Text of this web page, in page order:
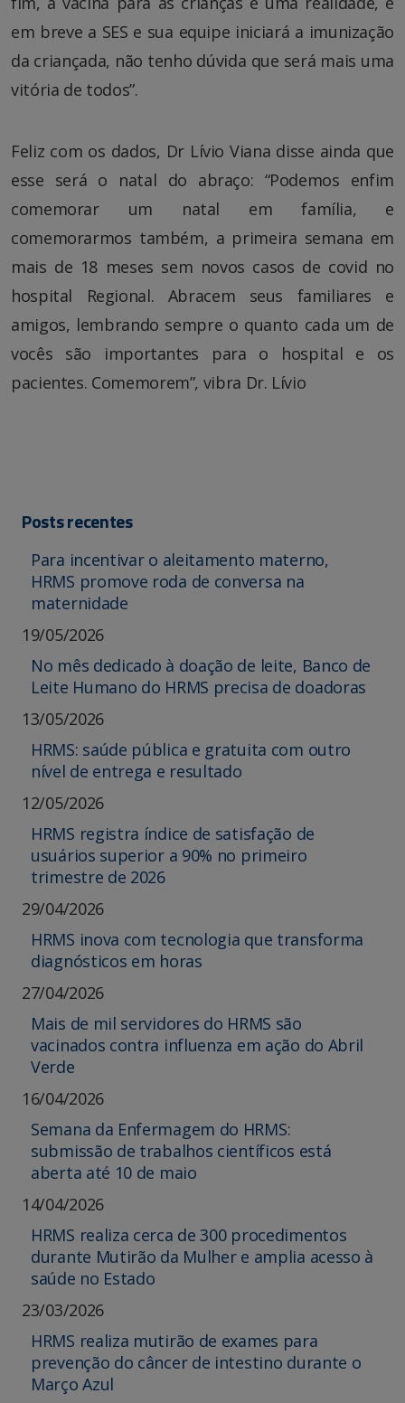
em breve a SES e sua equipe iniciará a imunização
da criançada, não tenho dúvida que será mais uma
vitória de todos”.
Feliz com os dados, Dr Lívio Viana disse ainda que
esse será o natal do abraço: “Podemos enfim
comemorar um natal em família, e
comemorarmos também, a primeira semana em
mais de 18 meses sem novos casos de covid no
hospital Regional. Abracem seus familiares e
amigos, lembrando sempre o quanto cada um de
vocês são importantes para o hospital e os
pacientes. Comemorem”, vibra Dr. Lívio
Posts recentes
Para incentivar o aleitamento materno,
HRMS promove roda de conversa na
maternidade
19/05/2026
No mês dedicado à doação de leite, Banco de
Leite Humano do HRMS precisa de doadoras
13/05/2026
HRMS: saúde pública e gratuita com outro
nível de entrega e resultado
12/05/2026
HRMS registra índice de satisfação de
usuários superior a 90% no primeiro
trimestre de 2026
29/04/2026
HRMS inova com tecnologia que transforma
diagnósticos em horas
27/04/2026
Mais de mil servidores do HRMS são
vacinados contra influenza em ação do Abril
Verde
16/04/2026
Semana da Enfermagem do HRMS:
submissão de trabalhos científicos está
aberta até 10 de maio
14/04/2026
HRMS realiza cerca de 300 procedimentos
durante Mutirão da Mulher e amplia acesso à
saúde no Estado
23/03/2026
HRMS realiza mutirão de exames para
prevenção do câncer de intestino durante o
Março Azul